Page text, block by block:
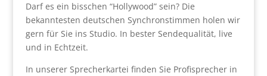
Darf es ein bisschen “Hollywood” sein? Die
bekanntesten deutschen Synchronstimmen holen wir
gern für Sie ins Studio. In bester Sendequalität, live
und in Echtzeit.
In unserer Sprecherkartei finden Sie Profisprecher in